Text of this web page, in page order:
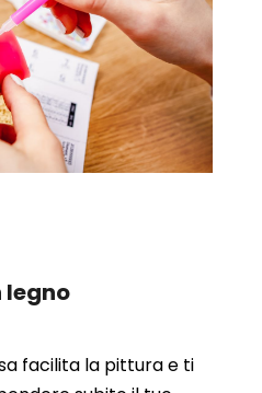
legno
facilita la pittura e ti